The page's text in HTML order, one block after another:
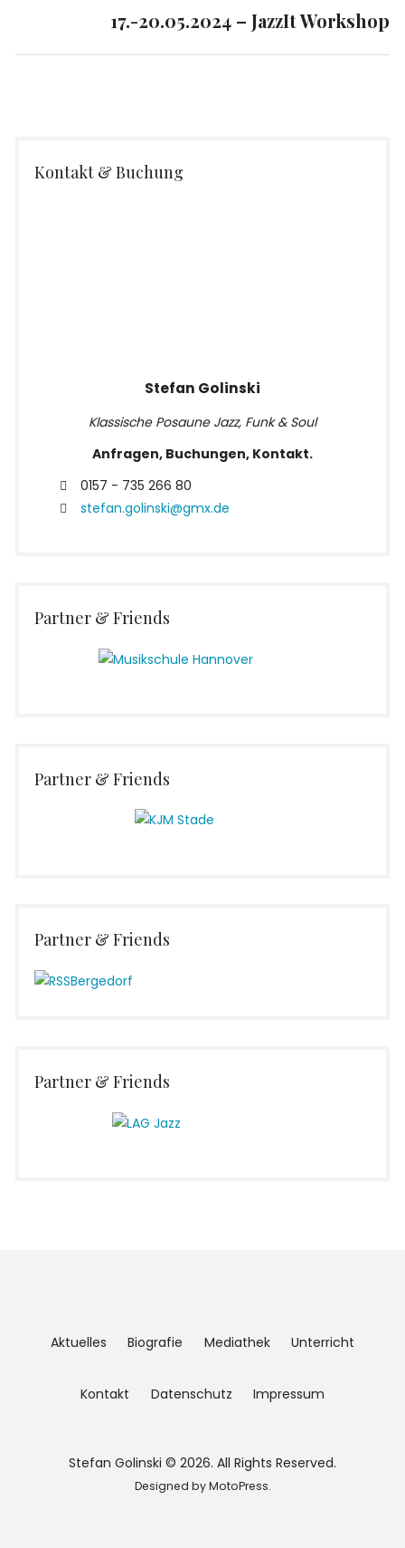
17.-20.05.2024 – JazzIt Workshop
Kontakt & Buchung
Stefan Golinski
Klassische Posaune Jazz, Funk & Soul
Anfragen, Buchungen, Kontakt.
0157 - 735 266 80
stefan.golinski@gmx.de
Partner & Friends
Partner & Friends
Partner & Friends
Partner & Friends
Aktuelles Biografie Mediathek Unterricht
Kontakt Datenschutz Impressum
Stefan Golinski © 2026. All Rights Reserved.
Designed byMotoPress.